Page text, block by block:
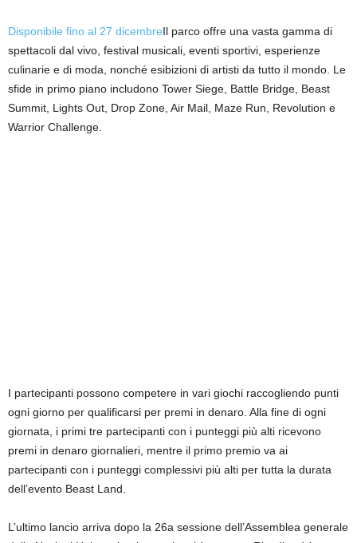
Disponibile fino al 27 dicembreIl parco offre una vasta gamma di
spettacoli dal vivo, festival musicali, eventi sportivi, esperienze
culinarie e di moda, nonché esibizioni di artisti da tutto il mondo. Le
sfide in primo piano includono Tower Siege, Battle Bridge, Beast
Summit, Lights Out, Drop Zone, Air Mail, Maze Run, Revolution e
Warrior Challenge.
I partecipanti possono competere in vari giochi raccogliendo punti
ogni giorno per qualificarsi per premi in denaro. Alla fine di ogni
giornata, i primi tre partecipanti con i punteggi più alti ricevono
premi in denaro giornalieri, mentre il primo premio va ai
partecipanti con i punteggi complessivi più alti per tutta la durata
dell’evento Beast Land.
L’ultimo lancio arriva dopo la 26a sessione dell’Assemblea generale